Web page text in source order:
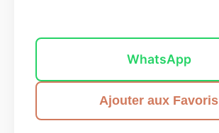
WhatsApp
Ajouter aux Favoris